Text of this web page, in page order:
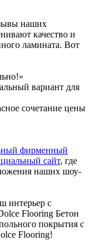
наших
качество и
ламината. Вот
вариант для
сочетание цены
фирменный
сайт, где
наших шоу-
интерьер с
Flooring Бетон
покрытия с
Flooring!